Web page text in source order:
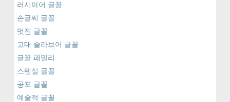
러시아어 글꼴
손글씨 글꼴
멋진 글꼴
고대 슬라브어 글꼴
글꼴 패밀리
스텐실 글꼴
공포 글꼴
예술적 글꼴